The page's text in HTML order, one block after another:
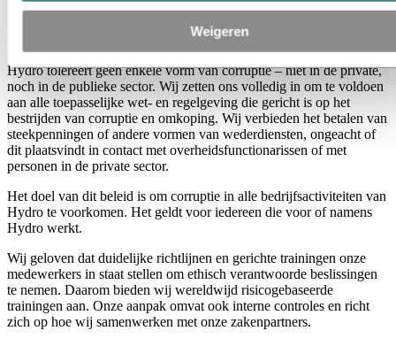
Weigeren
De Hydro-gedragscode vormt de basis van veel van
Hydro tolereert geen enkele vorm van corruptie – niet in de private,
noch in de publieke sector. Wij zetten ons volledig in om te voldoen
aan alle toepasselijke wet- en regelgeving die gericht is op het
bestrijden van corruptie en omkoping. Wij verbieden het betalen van
steekpenningen of andere vormen van wederdiensten, ongeacht of
dit plaatsvindt in contact met overheidsfunctionarissen of met
personen in de private sector.
Het doel van dit beleid is om corruptie in alle bedrijfsactiviteiten van
Hydro te voorkomen. Het geldt voor iedereen die voor of namens
Hydro werkt.
Wij geloven dat duidelijke richtlijnen en gerichte trainingen onze
medewerkers in staat stellen om ethisch verantwoorde beslissingen
te nemen. Daarom bieden wij wereldwijd risicogebaseerde
trainingen aan. Onze aanpak omvat ook interne controles en richt
zich op hoe wij samenwerken met onze zakenpartners.